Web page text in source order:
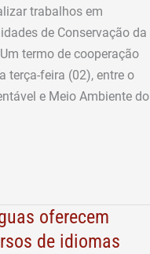
trabalhos em
de Conservação da
termo de cooperação
terça-feira (02), entre o
e Meio Ambiente do
oferecem
de idiomas